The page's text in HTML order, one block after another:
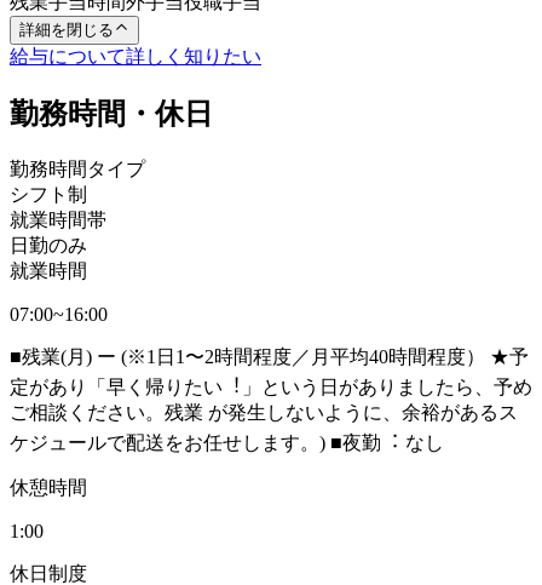
詳細を閉じる
給与について詳しく知りたい
勤務時間・休日
勤務時間タイプ
シフト制
就業時間帯
日勤のみ
就業時間
07:00~16:00
■残業(⽉) ー (※1⽇1〜2時間程度／⽉平均40時間程度） ★予
定があり「早く帰りたい︕」という⽇がありましたら、予め
ご相談ください。残業 が発⽣しないように、余裕があるス
ケジュールで配送をお任せします。) ■夜勤︓ なし
休憩時間
1:00
休日制度